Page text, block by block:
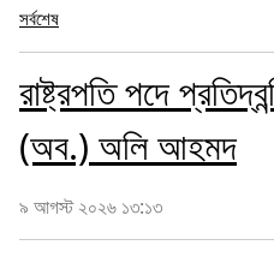
সর্বশেষ
রাষ্ট্রপতি পদে
(অব.) অলি আহমদ
৯ আগস্ট ২০২৬ ১৩:১৩